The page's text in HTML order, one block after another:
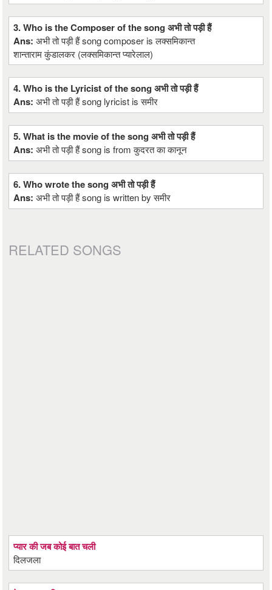
3. Who is the Composer of the song अभी तो पड़ी हैं
Ans:अभी तो पड़ी हैं song composer is लक्समिकान्त
शान्ताराम कुंडालकर (लक्समिकान्त प्यारेलाल)
4. Who is the Lyricist of the song अभी तो पड़ी हैं
Ans:अभी तो पड़ी हैं song lyricist is समीर
5. What is the movie of the song अभी तो पड़ी हैं
Ans:अभी तो पड़ी हैं song is from कुदरत का कानून
6. Who wrote the song अभी तो पड़ी हैं
Ans:अभी तो पड़ी हैं song is written by समीर
RELATED SONGS
प्यार की जब कोई बात चली
दिलजला